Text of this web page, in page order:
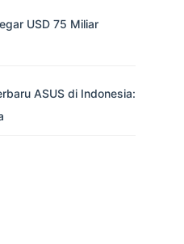
USD 75 Miliar
ASUS di Indonesia: